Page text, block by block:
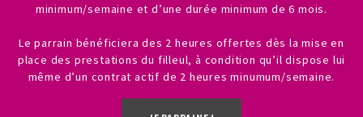
minimum/semaine et d’une durée minimum de 6 mois.
Le parrain bénéficiera des 2 heures offertes dès la mise en
place des prestations du filleul, à condition qu’il dispose lui
même d’un contrat actif de 2 heures minumum/semaine.